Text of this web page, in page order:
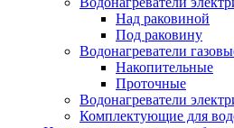
Над раковиной
Под раковину
Водонагреватели
Накопительные
Проточные
Водонагреватели
Комплектующие для